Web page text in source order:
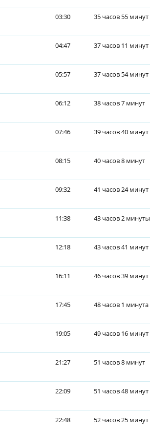
03:30 35 часов 55 минут
04:47 37 часов 11 минут
05:57 37 часов 54 минут
06:12 38 часов 7 минут
07:46 39 часов 40 минут
08:15 40 часов 8 минут
09:32 41 часов 24 минут
11:38 43 часов 2 минуты
12:18 43 часов 41 минут
16:11 46 часов 39 минут
17:45 48 часов 1 минута
19:05 49 часов 16 минут
21:27 51 часов 8 минут
22:09 51 часов 48 минут
22:48 52 часов 25 минут